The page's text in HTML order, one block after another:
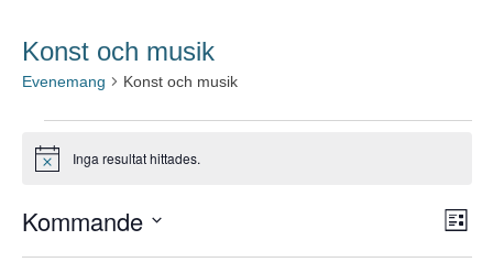
Konst och musik
Evenemang Konst och musik
Notis Inga resultat hittades.
Vy-
Lista
Kommande